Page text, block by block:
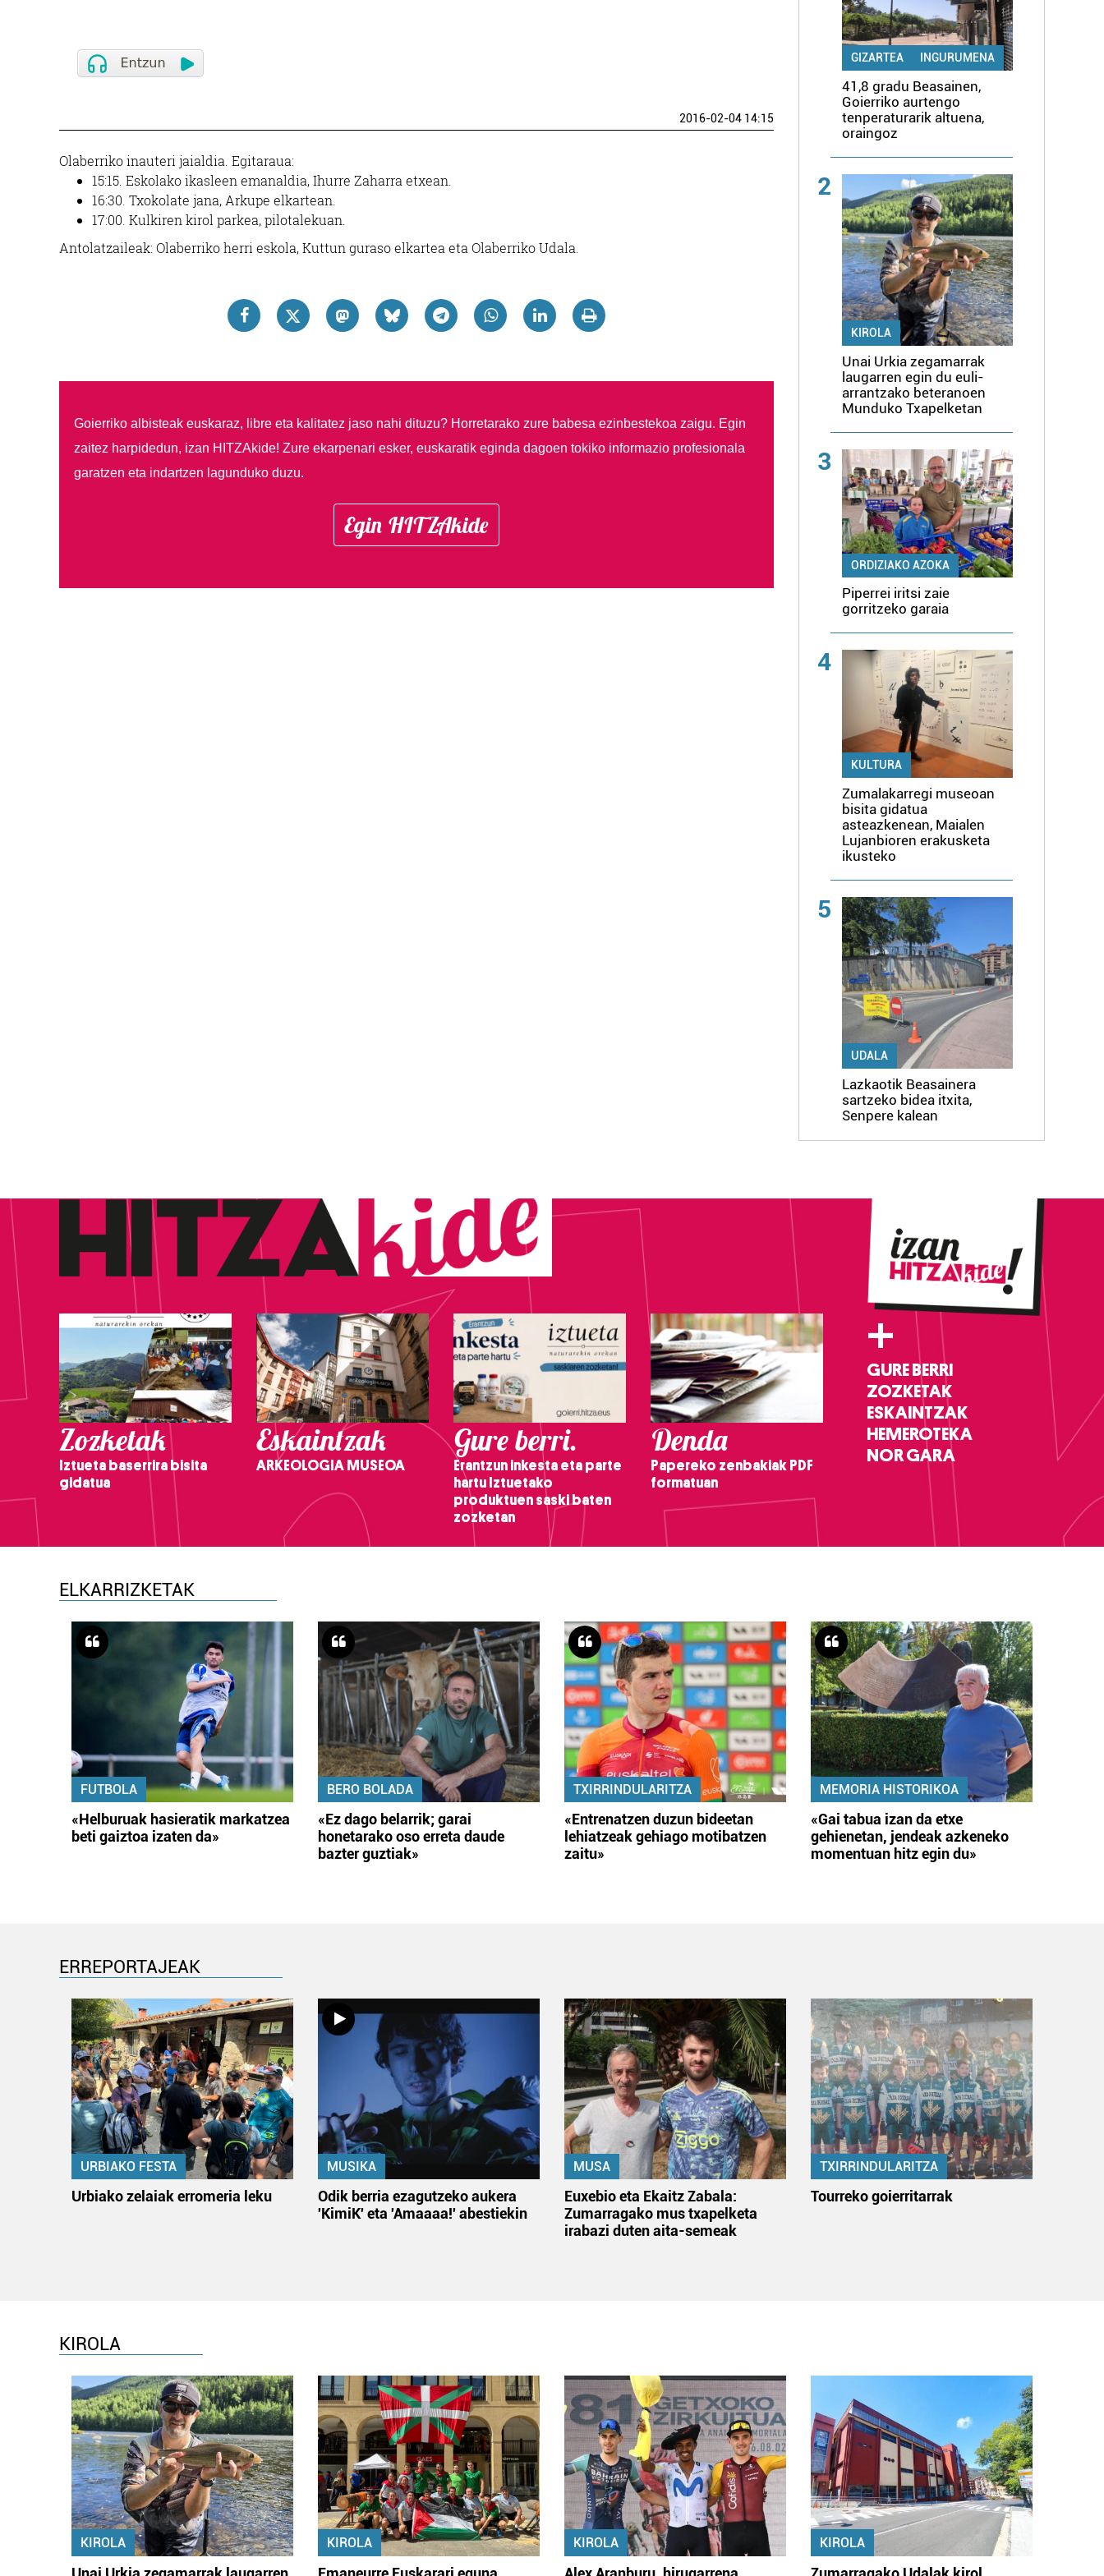
2016-02-04 14:15
Olaberriko inauteri jaialdia. Egitaraua:
15:15. Eskolako ikasleen emanaldia, Ihurre Zaharra etxean.
16:30. Txokolate jana, Arkupe elkartean.
17:00. Kulkiren kirol parkea, pilotalekuan.
Antolatzaileak: Olaberriko herri eskola, Kuttun guraso elkartea eta Olaberriko Udala.
Goierriko albisteak euskaraz, libre eta kalitatez jaso nahi dituzu? Horretarako zure babesa ezinbestekoa zaigu. Egin
zaitez harpidedun, izan HITZAkide! Zure ekarpenari esker, euskaratik eginda dagoen tokiko informazio profesionala
garatzen eta indartzen lagunduko duzu.
Egin HITZAkide
GIZARTEA INGURUMENA
41,8 gradu Beasainen,
Goierriko aurtengo
tenperaturarik altuena,
oraingoz
2
KIROLA
Unai Urkia zegamarrak
laugarren egin du euli-
arrantzako beteranoen
Munduko Txapelketan
3
ORDIZIAKO AZOKA
Piperrei iritsi zaie
gorritzeko garaia
4
KULTURA
Zumalakarregi museoan
bisita gidatua
asteazkenean, Maialen
Lujanbioren erakusketa
ikusteko
5
UDALA
Lazkaotik Beasainera
sartzeko bidea itxita,
Senpere kalean
Zozketak
Iztueta baserrira bisita
gidatua
Eskaintzak
ARKEOLOGIA MUSEOA
Gure berri.
Erantzun inkesta eta parte
hartu Iztuetako
produktuen saski baten
zozketan
Denda
Papereko zenbakiak PDF
formatuan
+
GURE BERRI
ZOZKETAK
ESKAINTZAK
HEMEROTEKA
NOR GARA
ELKARRIZKETAK
FUTBOLA
«Helburuak hasieratik markatzea
beti gaiztoa izaten da»
BERO BOLADA
«Ez dago belarrik; garai
honetarako oso erreta daude
bazter guztiak»
TXIRRINDULARITZA
«Entrenatzen duzun bideetan
lehiatzeak gehiago motibatzen
zaitu»
MEMORIA HISTORIKOA
«Gai tabua izan da etxe
gehienetan, jendeak azkeneko
momentuan hitz egin du»
ERREPORTAJEAK
URBIAKO FESTA
Urbiako zelaiak erromeria leku
MUSIKA
Odik berria ezagutzeko aukera
'KimiK' eta 'Amaaaa!' abestiekin
MUSA
Euxebio eta Ekaitz Zabala:
Zumarragako mus txapelketa
irabazi duten aita-semeak
TXIRRINDULARITZA
Tourreko goierritarrak
KIROLA
KIROLA KIROLA KIROLA KIROLA